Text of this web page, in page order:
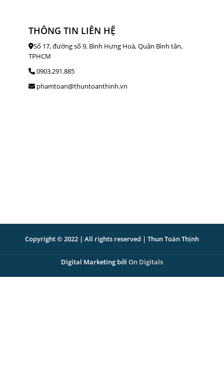
THÔNG TIN LIÊN HỆ
Số 17, đường số 9, Bình Hưng Hoà, Quận Bình tân,
TPHCM
0903.291.885
phamtoan@thuntoanthinh.vn
Copyright © 2022 | All rights reserved | Thun Toàn Thịnh
Digital Marketing bởi On Digitals